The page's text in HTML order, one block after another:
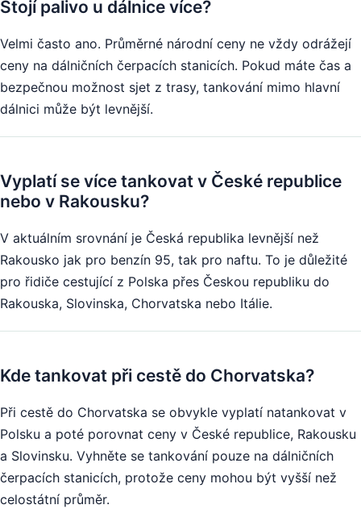
Stojí palivo u dálnice více?
Velmi často ano. Průměrné národní ceny ne vždy odrážejí
ceny na dálničních čerpacích stanicích. Pokud máte čas a
bezpečnou možnost sjet z trasy, tankování mimo hlavní
dálnici může být levnější.
Vyplatí se více tankovat v České republice
nebo v Rakousku?
V aktuálním srovnání je Česká republika levnější než
Rakousko jak pro benzín 95, tak pro naftu. To je důležité
pro řidiče cestující z Polska přes Českou republiku do
Rakouska, Slovinska, Chorvatska nebo Itálie.
Kde tankovat při cestě do Chorvatska?
Při cestě do Chorvatska se obvykle vyplatí natankovat v
Polsku a poté porovnat ceny v České republice, Rakousku
a Slovinsku. Vyhněte se tankování pouze na dálničních
čerpacích stanicích, protože ceny mohou být vyšší než
celostátní průměr.